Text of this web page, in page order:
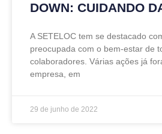
DOWN: CUIDANDO
A SETELOC tem se destacado
preocupada com o bem-estar de
colaboradores. Várias ações já
empresa, em
29 de junho de 2022